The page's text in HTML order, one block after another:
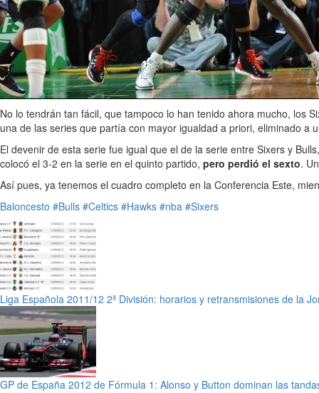
No lo tendrán tan fácil, que tampoco lo han tenido ahora mucho, los
una de las series que partía con mayor igualdad a priori, eliminado a
El devenir de esta serie fue igual que el de la serie entre Sixers y
colocó el 3-2 en la serie en el quinto partido, pero perdió el sexto.
Así pues, ya tenemos el cuadro completo en la Conferencia Este,
Baloncesto #Bulls #Celtics #Hawks #nba #Sixers
Liga Española 2011/12 2ª División: horarios y retransmisiones de la
GP de España 2012 de Fórmula 1: Alonso y Button dominan las